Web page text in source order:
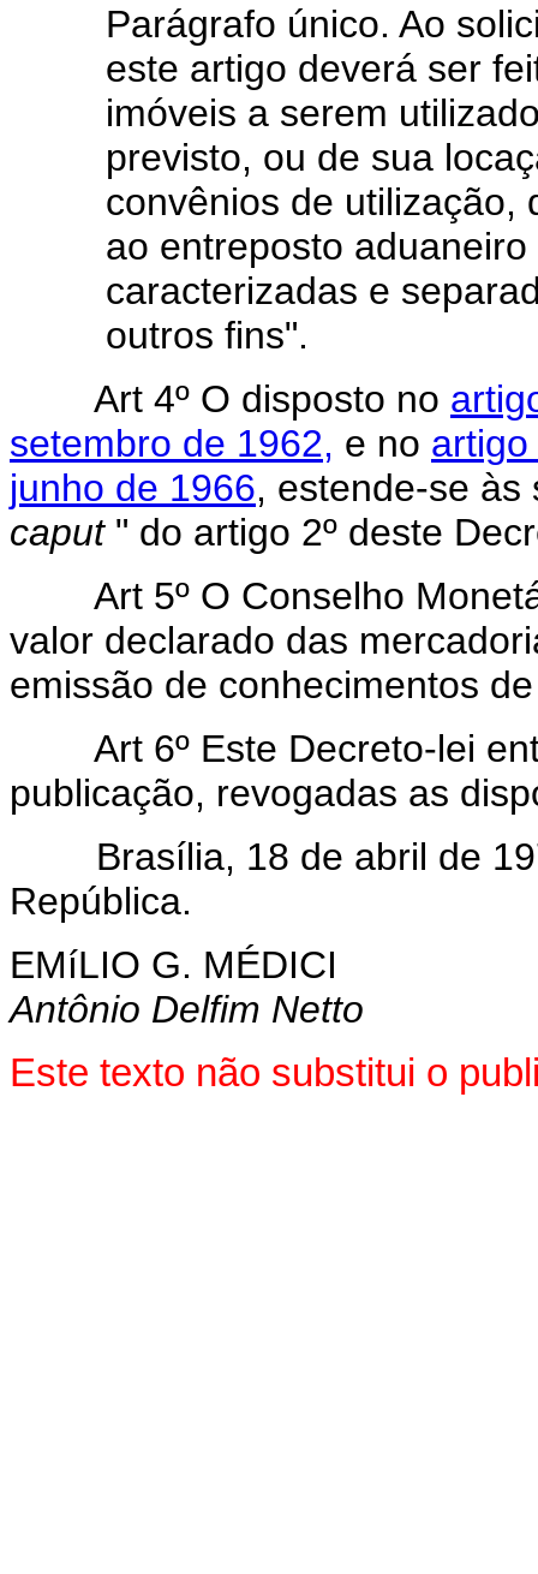
Parágrafo único. Ao
este artigo deverá ser
imóveis a serem
previsto, ou de sua
convênios de utilização,
ao entreposto
caracterizadas e
outros fins".
Art 4º O disposto no
setembro de 1962, e no
junho de 1966, estende-se às
caput " do artigo 2º deste
Art 5º O Conselho
valor declarado das
emissão de conhecimentos
Art 6º Este Decreto-lei
publicação, revogadas as
Brasília, 18 de abril de
República.
EMíLIO G. MÉDICI
Antônio Delfim Netto
Este texto não substitui o